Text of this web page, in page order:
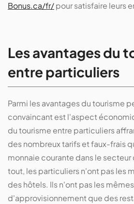
Bonus.ca/fr/pour satisfaire leurs
Les avantages du
entre particuliers
Parmi les avantages du tourisme
convaincant est l'aspect
du tourisme entre particuliers
des nombreux tarifs et faux-frais
monnaie courante dans le
tout, les particuliers n'ont pas les
des hôtels. Ils n'ont pas les
d'approvisionnement que des